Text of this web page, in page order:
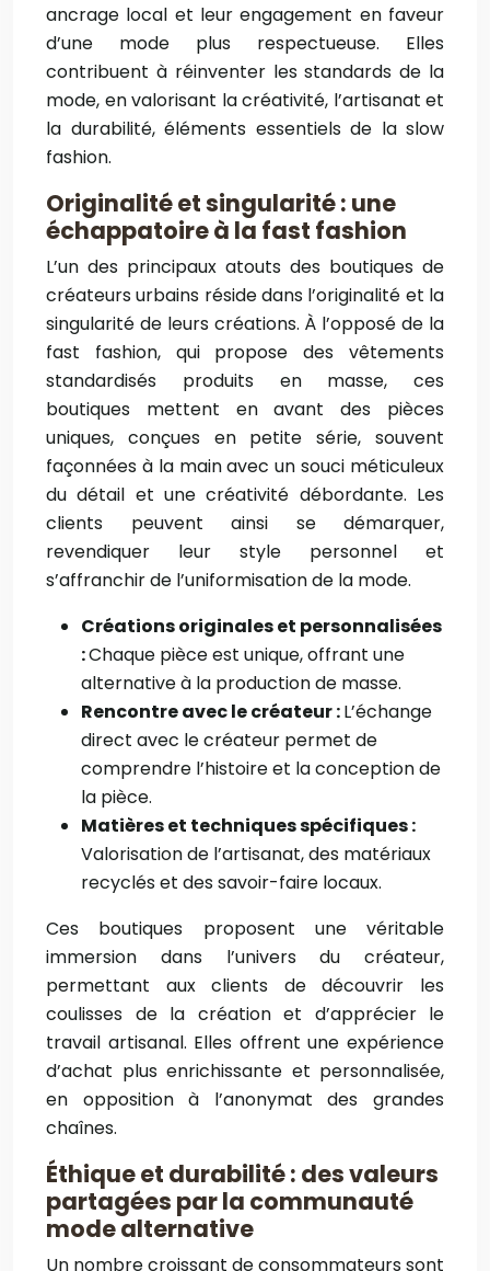
ancrage local et leur engagement en faveur
d’une mode plus respectueuse. Elles
contribuent à réinventer les standards de la
mode, en valorisant la créativité, l’artisanat et
la durabilité, éléments essentiels de la slow
fashion.
Originalité et singularité : une
échappatoire à la fast fashion
L’un des principaux atouts des boutiques de
créateurs urbains réside dans l’originalité et la
singularité de leurs créations. À l’opposé de la
fast fashion, qui propose des vêtements
standardisés produits en masse, ces
boutiques mettent en avant des pièces
uniques, conçues en petite série, souvent
façonnées à la main avec un souci méticuleux
du détail et une créativité débordante. Les
clients peuvent ainsi se démarquer,
revendiquer leur style personnel et
s’affranchir de l’uniformisation de la mode.
Créations originales et personnalisées
:Chaque pièce est unique, offrant une
alternative à la production de masse.
Rencontre avec le créateur :L’échange
direct avec le créateur permet de
comprendre l’histoire et la conception de
la pièce.
Matières et techniques spécifiques :
Valorisation de l’artisanat, des matériaux
recyclés et des savoir-faire locaux.
Ces boutiques proposent une véritable
immersion dans l’univers du créateur,
permettant aux clients de découvrir les
coulisses de la création et d’apprécier le
travail artisanal. Elles offrent une expérience
d’achat plus enrichissante et personnalisée,
en opposition à l’anonymat des grandes
chaînes.
Éthique et durabilité : des valeurs
partagées par la communauté
mode alternative
Un nombre croissant de consommateurs sont